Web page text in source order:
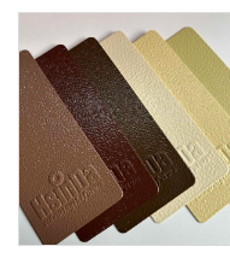
Matibay sa Oxidize
Powder Coating Spray
Paint para sa Metal
Fabrication